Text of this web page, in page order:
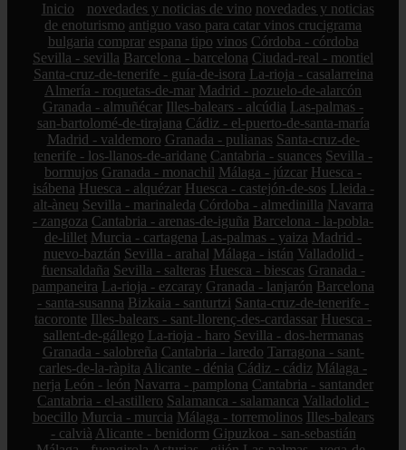
Inicio novedades y noticias de vino novedades y noticias
de enoturismo antiguo vaso para catar vinos crucigrama
bulgaria comprar espana tipo vinos Córdoba - córdoba
Sevilla - sevilla Barcelona - barcelona Ciudad-real - montiel
Santa-cruz-de-tenerife - guía-de-isora La-rioja - casalarreina
Almería - roquetas-de-mar Madrid - pozuelo-de-alarcón
Granada - almuñécar Illes-balears - alcúdia Las-palmas -
san-bartolomé-de-tirajana Cádiz - el-puerto-de-santa-maría
Madrid - valdemoro Granada - pulianas Santa-cruz-de-
tenerife - los-llanos-de-aridane Cantabria - suances Sevilla -
bormujos Granada - monachil Málaga - júzcar Huesca -
isábena Huesca - alquézar Huesca - castejón-de-sos Lleida -
alt-àneu Sevilla - marinaleda Córdoba - almedinilla Navarra
- zangoza Cantabria - arenas-de-iguña Barcelona - la-pobla-
de-lillet Murcia - cartagena Las-palmas - yaiza Madrid -
nuevo-baztán Sevilla - arahal Málaga - istán Valladolid -
fuensaldaña Sevilla - salteras Huesca - biescas Granada -
pampaneira La-rioja - ezcaray Granada - lanjarón Barcelona
- santa-susanna Bizkaia - santurtzi Santa-cruz-de-tenerife -
tacoronte Illes-balears - sant-llorenç-des-cardassar Huesca -
sallent-de-gállego La-rioja - haro Sevilla - dos-hermanas
Granada - salobreña Cantabria - laredo Tarragona - sant-
carles-de-la-ràpita Alicante - dénia Cádiz - cádiz Málaga -
nerja León - león Navarra - pamplona Cantabria - santander
Cantabria - el-astillero Salamanca - salamanca Valladolid -
boecillo Murcia - murcia Málaga - torremolinos Illes-balears
- calvià Alicante - benidorm Gipuzkoa - san-sebastián